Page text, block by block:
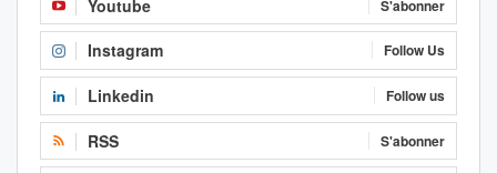
Youtube S'abonner
Instagram Follow Us
Linkedin Follow us
RSS S'abonner